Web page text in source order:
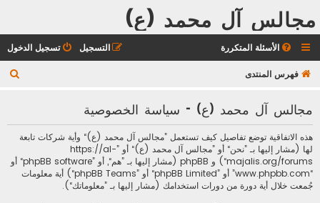
مجالس آل محمد (ع)
الأسئلة المتكررة تسجيل الدخول التسجيل
فهرس المنتدى
مجالس آل محمد (ع) - سياسة الخصوصية
هذه الاتفاقية توضع تفاصيل كيف تستعمل ”مجالس آل محمد (ع)“ وأية شركات تابعة
لها (مشار إليها بـ ”نحن“ أو ”مجالس آل محمد (ع)“ أو ”https://al-
majalis.org/forums“) و phpBB (مشار إليها بـ ”هم“, أو ”phpBB software“ أو
“www.phpbb.com” أو ”phpBB Limited“ أو ”phpBB Teams“) أية معلومات
جُمعت خلال أية دورة من دورات استخدامك (مشار إليها بـ ”معلوماتك“).